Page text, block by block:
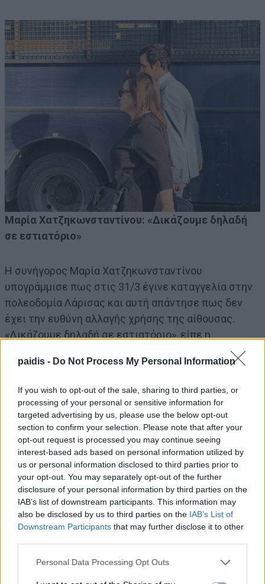
paidis - Do Not Process My Personal Information
If you wish to opt-out of the sale, sharing to third parties, or
processing of your personal or sensitive information for
targeted advertising by us, please use the below opt-out
section to confirm your selection. Please note that after your
opt-out request is processed you may continue seeing
interest-based ads based on personal information utilized by
us or personal information disclosed to third parties prior to
your opt-out. You may separately opt-out of the further
disclosure of your personal information by third parties on the
IAB’s list of downstream participants. This information may
also be disclosed by us to third parties on the IAB’s List of
Downstream Participants that may further disclose it to other
Personal Data Processing Opt Outs
Μαρία Χατζηκωνσταντίνου: «Δικάζουμε δηλαδή
σε εστιατόριο»
Η συνήγορος Μαρία Χατζηκωνσταντίνου
υπογράμμισε πως στις 31/3 έγινε καταγγελία στην
πολεοδομία Λάρισας και αυτή απάντησε πως δεν
έχει την ευθύνη αλλαγής χρήσης της αίθουσας.
«Δικάζουμε δηλαδή σε εστιατόριο», είπε η
Τόνισε πως δεν υπάρχει ασανσέρ, ενώ υπογράμμισε
πως «αν συμβεί κάτι εδώ θα πνιγούμε σαν τα
ποντίκια».
Ζωή Κωνσταντοπούλου: Δέχομαι ακραία
στοχοποίηση
Η Ζωή Κωνσταντοπούλου τόνισε πως «σε συνέχεια
όσων είπε ο κ. Κωνσταντόπουλος, θα ήθελα να
επισημάνω τα εξής: η δική δεν είναι δημόσια. Αυτό
δίκης. Όσες ανακοινώσεις της ολομέλειας των